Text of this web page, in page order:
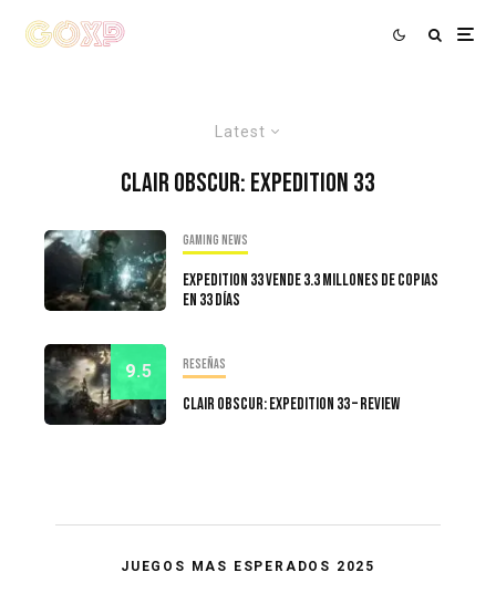
Latest
Clair Obscur: Expedition 33
Gaming news
Expedition 33 vende 3.3 millones de copias
en 33 días
9.5 Reseñas
Clair Obscur: Expedition 33 – Review
JUEGOS MAS ESPERADOS 2025